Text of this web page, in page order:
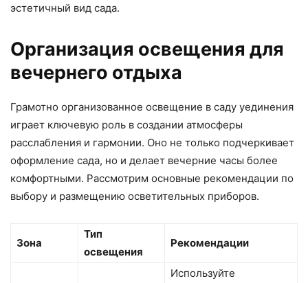
эстетичный вид сада.
Организация освещения для
вечернего отдыха
Грамотно организованное освещение в саду уединения
играет ключевую роль в создании атмосферы
расслабления и гармонии. Оно не только подчеркивает
оформление сада, но и делает вечерние часы более
комфортными. Рассмотрим основные рекомендации по
выбору и размещению осветительных приборов.
Зона
Тип
освещения
Рекомендации
Используйте